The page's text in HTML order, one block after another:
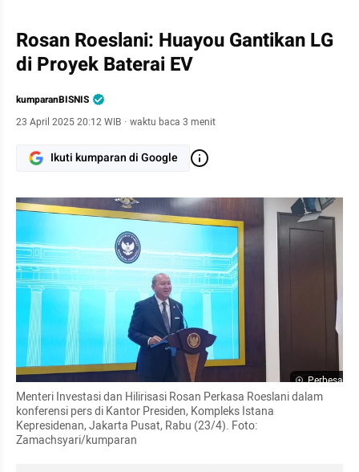
Rosan Roeslani: Huayou Gantikan LG
di Proyek Baterai EV
kumparanBISNIS
23 April 2025 20:12 WIB · waktu baca 3 menit
Ikuti kumparan di Google
Perbesar
Menteri Investasi dan Hilirisasi Rosan Perkasa Roeslani dalam
konferensi pers di Kantor Presiden, Kompleks Istana
Kepresidenan, Jakarta Pusat, Rabu (23/4). Foto:
Zamachsyari/kumparan